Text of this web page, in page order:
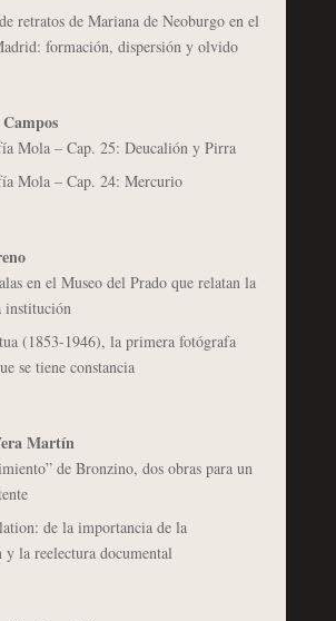
retratos de Mariana de Neoburgo en el
formación, dispersión y olvido
Mola – Cap. 25: Deucalión y Pirra
Mola – Cap. 24: Mercurio
en el Museo del Prado que relatan la
institución
(1853-1946), la primera fotógrafa
se tiene constancia
Martín
de Bronzino, dos obras para un
de la importancia de la
y la reelectura documental